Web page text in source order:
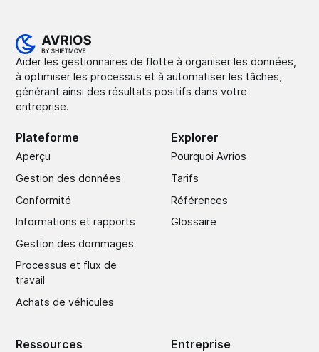
Aider les gestionnaires de flotte à organiser les données,
à optimiser les processus et à automatiser les tâches,
générant ainsi des résultats positifs dans votre
entreprise.
Plateforme
Aperçu
Gestion des données
Conformité
Informations et rapports
Gestion des dommages
Processus et flux de
travail
Achats de véhicules
Explorer
Pourquoi Avrios
Tarifs
Références
Glossaire
Ressources Entreprise